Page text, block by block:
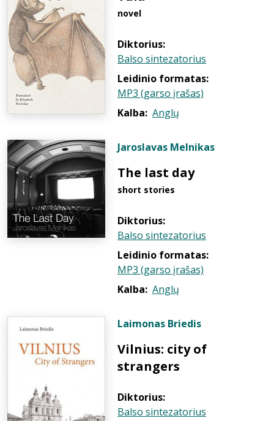
novel
Diktorius:
Balso sintezatorius
Leidinio formatas:
MP3 (garso įrašas)
Kalba: Anglų
Jaroslavas Melnikas
The last day
short stories
Diktorius:
Balso sintezatorius
Leidinio formatas:
MP3 (garso įrašas)
Kalba: Anglų
Laimonas Briedis
Vilnius: city of
strangers
Diktorius:
Balso sintezatorius